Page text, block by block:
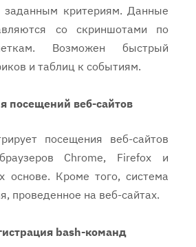
заданным критериям. Данные
со скриншотами по
Возможен быстрый
и таблиц к событиям.
посещений веб-сайтов
посещения веб-сайтов
Chrome, Firefox и
основе. Кроме того, система
проведенное на веб-сайтах.
bash-команд